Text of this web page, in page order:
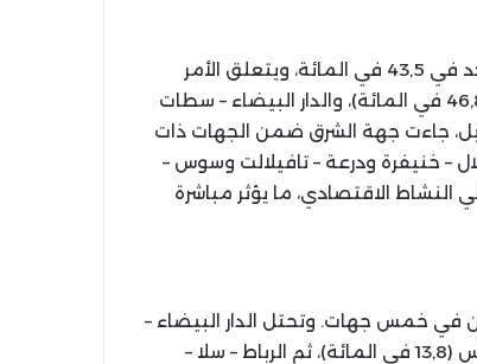
سجلت أربع جهات معدلات نشاط تفوق المتوسط الوطني المحدد في 43,5 في المائة، ويتعلق الأمر
بطنجة – تطوان – الحسيمة (47,3 في المائة)، وجهات الجنوب (46,8 في المائة)، والدار البيضاء – سطات
في المائة). في المقابل، جاءت جهة الشرق ضمن الجهات ذات
إلى جانب بني ملال – خنيفرة ودرعة – تافيلالت وسوس –
الاقتصادي، ما يؤثر مباشرة
مجموع العاطلين في خمس جهات. وتحتل الدار البيضاء –
سطات المرتبة الأولى بنسبة 25,5 في المائة، تليها فاس – مكناس (13,8 في المائة)، ثم الرباط – سلا –